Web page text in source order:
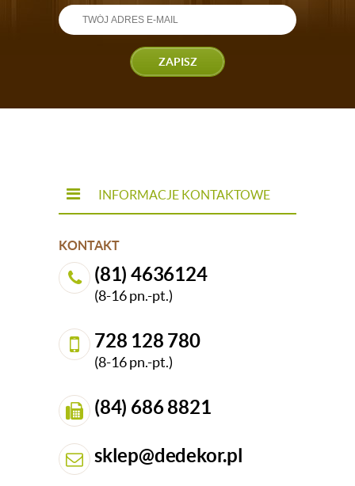
ZAPISZ
INFORMACJE KONTAKTOWE
KONTAKT
(81) 4636124
(8-16 pn.-pt.)
728 128 780
(8-16 pn.-pt.)
(84) 686 8821
sklep@dedekor.pl